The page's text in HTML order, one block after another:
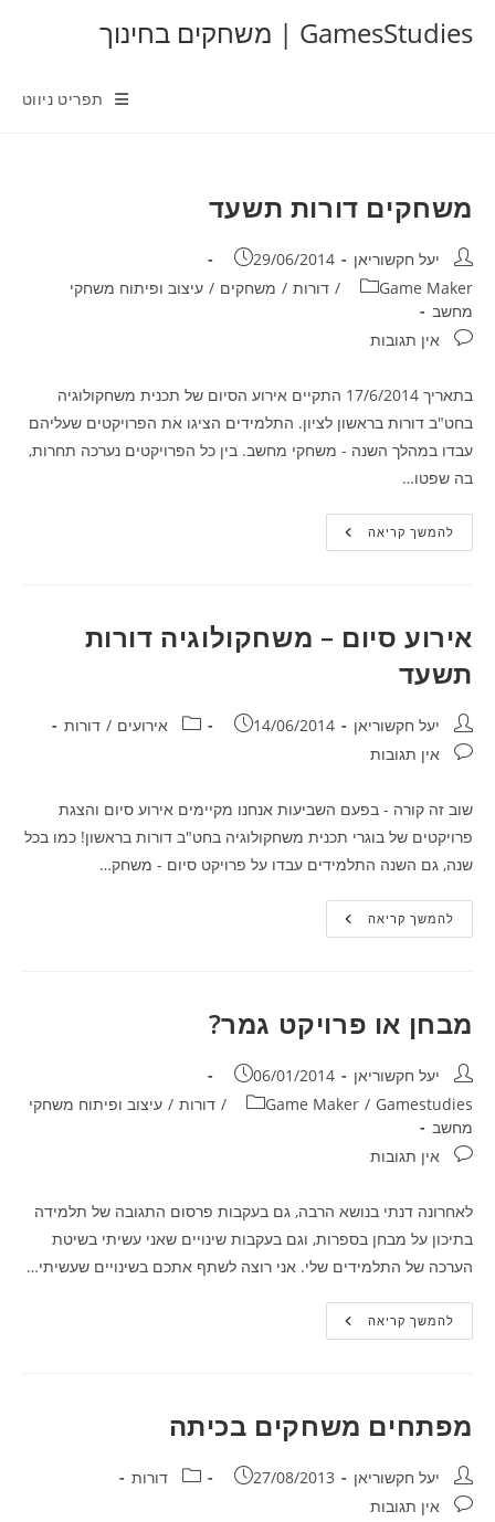
GamesStudies | משחקים בחינוך
תפריט ניווט
משחקים דורות תשעד
מחבר:יעל חקשוריאן פורסם:
29/06/2014
קטגוריה:
Game Maker
/ דורות / משחקים / עיצוב ופיתוח משחקי
מחשב
תגובות:אין תגובות
בתאריך 17/6/2014 התקיים אירוע הסיום של תכנית משחקולוגיה
בחט"ב דורות בראשון לציון. התלמידים הציגו את הפרויקטים שעליהם
עבדו במהלך השנה - משחקי מחשב. בין כל הפרויקטים נערכה תחרות,
בה שפטו…
להמשך קריאהמשחקים
דורות
אירוע סיום – משחקולוגיה דורות
תשעד
מחבר:יעל חקשוריאן פורסם:
14/06/2014 קטגוריה:אירועים / דורות
תגובות:אין תגובות
שוב זה קורה - בפעם השביעות אנחנו מקיימים אירוע סיום והצגת
פרויקטים של בוגרי תכנית משחקולוגיה בחט"ב דורות בראשון! כמו בכל
שנה, גם השנה התלמידים עבדו על פרויקט סיום - משחק…
להמשך קריאהאירוע
סיום
מבחן או פרויקט גמר?
מחבר:יעל חקשוריאן פורסם:
06/01/2014
קטגוריה:
Game Maker / Gamestudies
/ דורות / עיצוב ופיתוח משחקי
מחשב
תגובות:אין תגובות
לאחרונה דנתי בנושא הרבה, גם בעקבות פרסום התגובה של תלמידה
בתיכון על מבחן בספרות, וגם בעקבות שינויים שאני עשיתי בשיטת
הערכה של התלמידים שלי. אני רוצה לשתף אתכם בשינויים שעשיתי…
להמשך קריאהמבחן
או
מפתחים משחקים בכיתה
מחבר:יעל חקשוריאן פורסם:
27/08/2013 קטגוריה:
דורות
תגובות:אין תגובות